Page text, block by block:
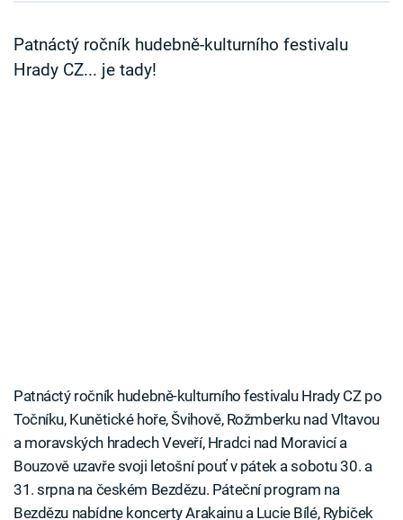
Sledujte nás
Patnáctý ročník hudebně-kulturního festivalu
Hrady CZ... je tady!
Patnáctý ročník hudebně-kulturního festivalu Hrady CZ po
Točníku, Kunětické hoře, Švihově, Rožmberku nad Vltavou
a moravských hradech Veveří, Hradci nad Moravicí a
Bouzově uzavře svoji letošní pouť v pátek a sobotu 30. a
31. srpna na českém Bezdězu. Páteční program na
Bezdězu nabídne koncerty Arakainu a Lucie Bílé, Rybiček